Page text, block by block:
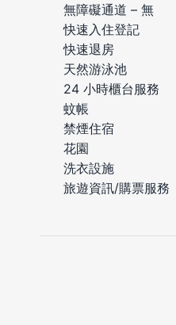
無障礙通道 – 無
快速入住登記
快速退房
天然游泳池
24 小時櫃台服務
蚊帳
禁煙住宿
花園
洗衣設施
旅遊資訊/購票服務